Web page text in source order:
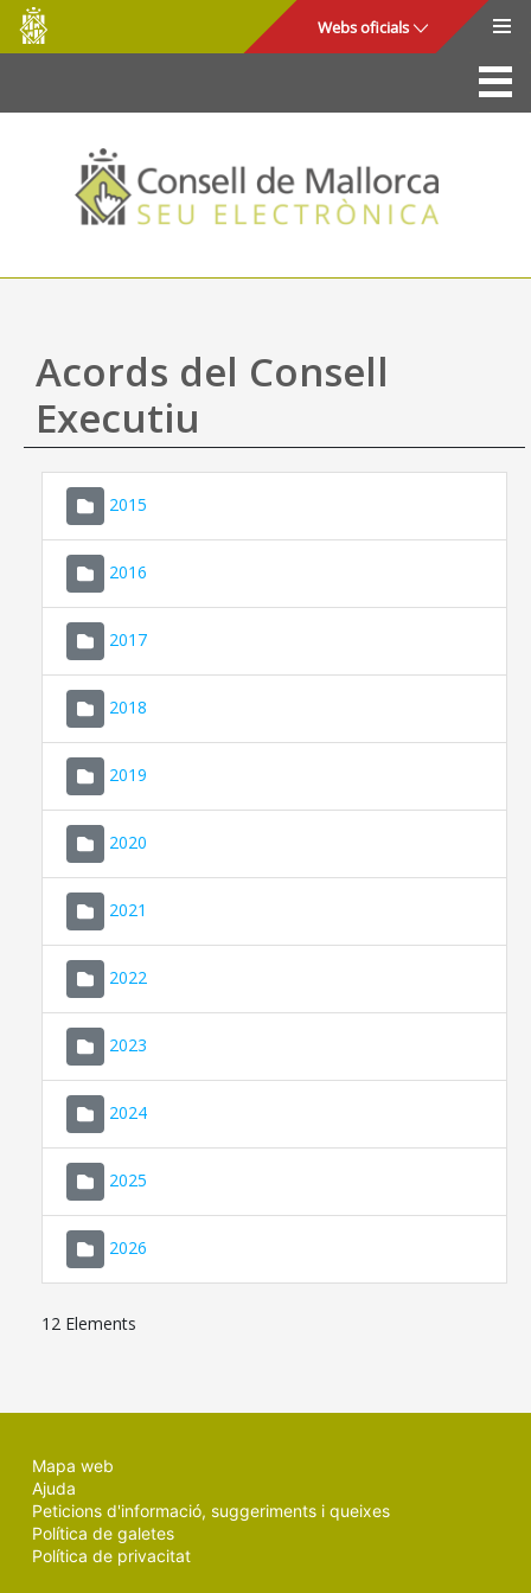
Salta al contingut principal
Consell
de
Mallorca
Webs oficials
La Seu
Consell de Mallorca
Accés i seguretat
Utilitats
Ajuda
Acords del Consell
Executiu
2015
2016
2017
2018
2019
2020
2021
2022
2023
2024
2025
2026
12 Elements
Mapa web
Ajuda
Peticions d'informació, suggeriments i queixes
Política de galetes
Política de privacitat